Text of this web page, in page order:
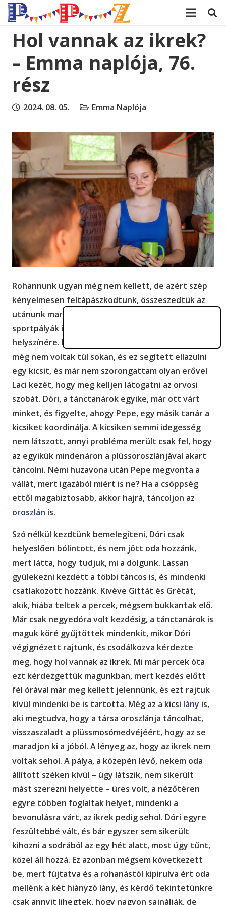
Hol vannak az ikrek?
– Emma naplója, 76.
rész
2024. 08. 05. Emma Naplója
Rohannunk ugyan még nem kellett, de azért szép
kényelmesen feltápászkodtunk, összeszedtük az
utánunk maradt szemetet, majd elindultunk a
sportpályák irányába, a táncbemutató tervezett
helyszínére. Mivel időben voltunk, a környéken
még nem voltak túl sokan, és ez segített ellazulni
egy kicsit, és már nem szorongattam olyan erővel
Laci kezét, hogy meg kelljen látogatni az orvosi
szobát. Dóri, a tánctanárok egyike, már ott várt
minket, és figyelte, ahogy Pepe, egy másik tanár a
kicsiket koordinálja. A kicsiken semmi idegesség
nem látszott, annyi probléma merült csak fel, hogy
az egyikük mindenáron a plüssoroszlánjával akart
táncolni. Némi huzavona után Pepe megvonta a
vállát, mert igazából miért is ne? Ha a csöppség
ettől magabiztosabb, akkor hajrá, táncoljon az
oroszlán is.
Szó nélkül kezdtünk bemelegíteni, Dóri csak
helyeslően bólintott, és nem jött oda hozzánk,
mert látta, hogy tudjuk, mi a dolgunk. Lassan
gyülekezni kezdett a többi táncos is, és mindenki
csatlakozott hozzánk. Kivéve Gittát és Grétát,
akik, hiába teltek a percek, mégsem bukkantak elő.
Már csak negyedóra volt kezdésig, a tánctanárok is
maguk köré gyűjtöttek mindenkit, mikor Dóri
végignézett rajtunk, és csodálkozva kérdezte
meg, hogy hol vannak az ikrek. Mi már percek óta
ezt kérdezgettük magunkban, mert kezdés előtt
fél órával már meg kellett jelennünk, és ezt rajtuk
kívül mindenki be is tartotta. Még az a kicsi lány is,
aki megtudva, hogy a társa oroszlánja táncolhat,
visszaszaladt a plüssmosómedvéjéért, hogy az se
maradjon ki a jóból. A lényeg az, hogy az ikrek nem
voltak sehol. A pálya, a közepén lévő, nekem oda
állított széken kívül – úgy látszik, nem sikerült
mást szerezni helyette – üres volt, a nézőtéren
egyre többen foglaltak helyet, mindenki a
bevonulásra várt, az ikrek pedig sehol. Dóri egyre
feszültebbé vált, és bár egyszer sem sikerült
kihozni a sodrából az egy hét alatt, most úgy tűnt,
közel áll hozzá. Ez azonban mégsem következett
be, mert fújtatva és a rohanástól kipirulva ért oda
mellénk a két hiányzó lány, és kérdő tekintetünkre
csak annyit lihegtek, hogy nagyon sajnálják, de
modal-check